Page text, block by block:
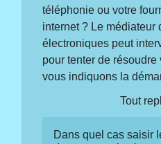
téléphonie ou votre
internet ? Le médiateur
électroniques peut
pour tenter de
vous indiquons la
Tout
Dans quel cas saisir